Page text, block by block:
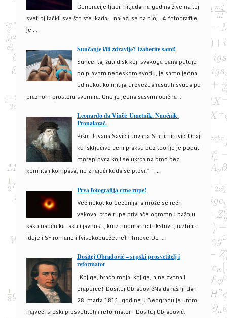
Generacije ljudi, hiljadama godina žive na toj
svetloj tački, sve što ste ikada… nalazi se na njoj…A fotografije
je ...
Sunčanje i/ili zdravlje? Izaberite sami!
Sunce, taj žuti disk koji svakoga dana putuje
po plavom nebeskom svodu, je samo jedna
od nekoliko milijardi zvezda rasutih svuda po
praznom prostoru svemira. Ono je jedna sasvim obična ...
Leonardo da Vinči: Umetnik. Naučnik.
Pronalazač.
Pišu: Jovana Savić i Jovana Stanimirović“Onaj
ko isključivo ceni praksu bez teorije je poput
moreplovca koji se ukrca na brod bez
kormila i kompasa, ne znajući kuda se plovi.” - ...
Prva fotografija crne rupe!
Već nekoliko decenija, a može se reći i
vekova, crne rupe privlače ogromnu pažnju
kako naučnika tako i javnosti, kroz popularne tekstove, različite
ideje i SF romane i (visokobudžetne) filmove.Do ...
Dositej Obradović – srpski prosvetitelj i
reformator
„Knjige, braćo moja, knjige, a ne zvona i
praporce!“Dositej ObradovićNa današnji dan
28. marta 1811. godine u Beogradu je umro
najveći srpski prosvetitelj i reformator – Dositej Obradović.